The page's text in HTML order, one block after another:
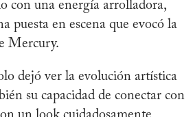
con una energía arrolladora,
puesta en escena que evocó la
Mercury.
dejó ver la evolución artística
su capacidad de conectar con